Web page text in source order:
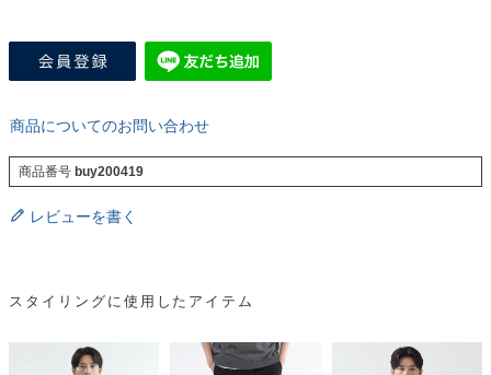
商品についてのお問い合わせ
商品番号 buy200419
レビューを書く
スタイリングに使用したアイテム